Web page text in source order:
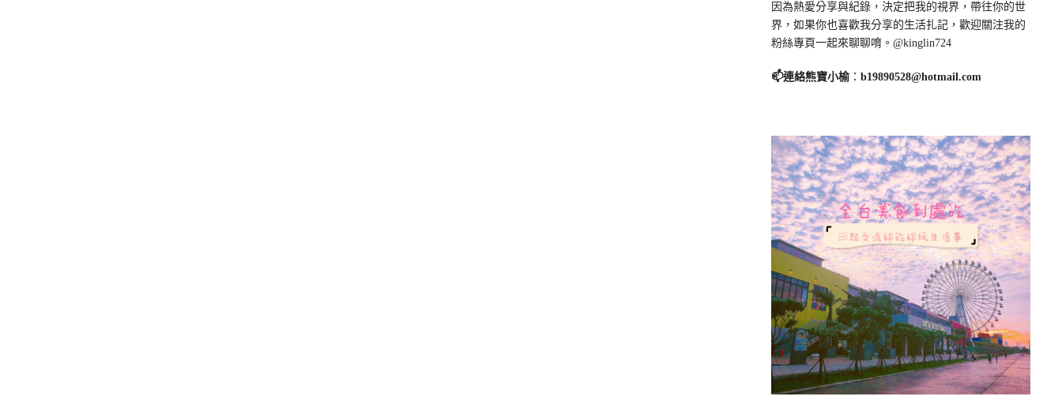
因為熱愛分享與紀錄，決定把我的視界，帶往你的世
界，如果你也喜歡我分享的生活扎記，歡迎關注我的
粉絲專頁一起來聊聊唷。@kinglin724
📫連絡熊寶小榆： b19890528@hotmail.com